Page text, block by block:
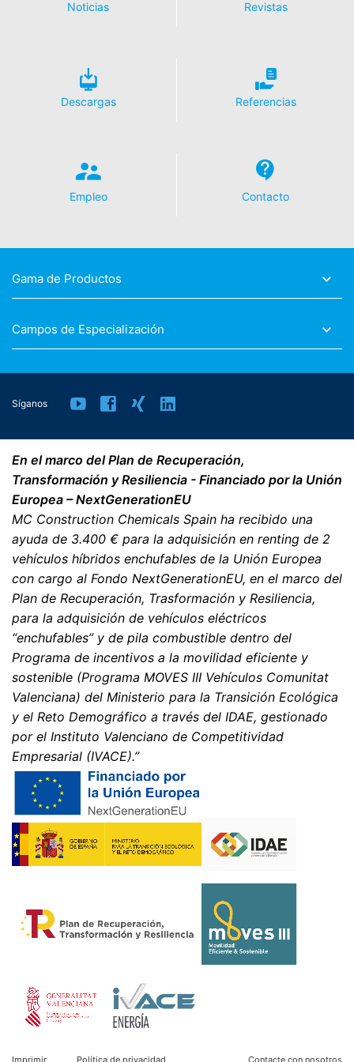
ámbito de las estructuras de estaciones, galerías o
Noticias Revistas
Descargas Referencias
Empleo Contacto
Gama de Productos
Campos de Especialización
Síganos
En el marco del Plan de Recuperación,
Transformación y Resiliencia - Financiado por la Unión
Europea – NextGenerationEU
MC Construction Chemicals Spain ha recibido una
ayuda de 3.400 € para la adquisición en renting de 2
vehículos híbridos enchufables de la Unión Europea
con cargo al Fondo NextGenerationEU, en el marco del
Plan de Recuperación, Trasformación y Resiliencia,
para la adquisición de vehículos eléctricos
“enchufables” y de pila combustible dentro del
Programa de incentivos a la movilidad eficiente y
sostenible (Programa MOVES III Vehículos Comunitat
Valenciana) del Ministerio para la Transición Ecológica
y el Reto Demográfico a través del IDAE, gestionado
por el Instituto Valenciano de Competitividad
Empresarial (IVACE).”
almacenan en base a Art. 6, párrafo 1, (f) de la Ley de
publicidad.
dentro de la Unión Europea u otras partes del Acuerdo
del Espacio Económico Europeo antes de la transmisión
a los Estados Unidos. Sólo en casos excepcionales se
esta información por encargo del operador de esta
página web, para recopilar informes sobre la actividad
de Internet para el operador de la página web. La
dirección IP transmitida por su navegador en el marco
dato de Google.
navegador. Sin embargo, queremos señalar que hacerlo
puede significar que no podrá disfrutar de la plena
funcionalidad de este sitio web. También puede evitar
que los datos generados por las cookies sobre su uso
de la página web (incluyendo su dirección IP) sean
transmitidos a Google, y el procesamiento de estos
datos por parte de Google, descargando e instalando el
plugin del navegador disponible en el siguiente enlace:
https://tools.google.com/dlpage/gaoptout?hl=en
Objeción a la recopilación de datos
Puede impedir la recopilación de sus datos por parte de
Google Analytics haciendo clic en el siguiente enlace.
Se establecerá una cookie de exclusión para evitar que
se recopilen sus datos en futuras visitas a este sitio:
Disable Google Analytics
Para obtener más información sobre el tratamiento de
los datos de los usuarios por parte de Google Analytics,
consulte la política de privacidad de Google:
https://support.google.com/analytics/answer/600424
5?hl=en
Procesamiento de datos subcontratado
Hemos firmado un acuerdo con Google para la
las autoridades alemanas de protección de datos al
utilizar Google Analytics.
You Tube
Nuestra página web utiliza plugins de YouTube, que es
operado por Google. El operador de las páginas es